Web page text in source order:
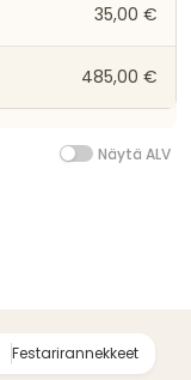
35,00 €
485,00 €
Näytä ALV
Festarirannekkeet